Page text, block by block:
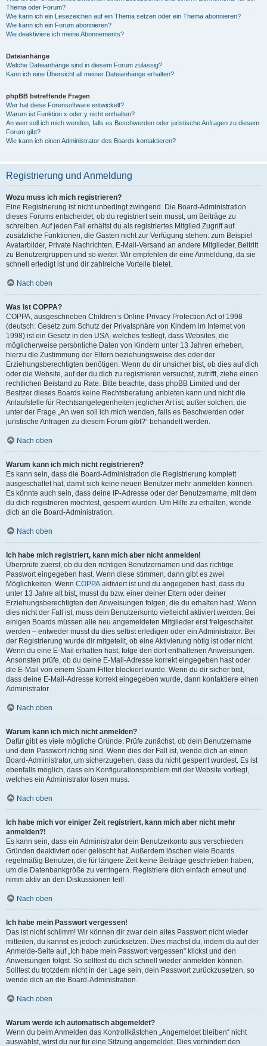
Thema oder Forum?
Wie kann ich ein Lesezeichen auf ein Thema setzen oder ein Thema abonnieren?
Wie kann ich ein Forum abonnieren?
Wie deaktiviere ich meine Abonnements?
Dateianhänge
Welche Dateianhänge sind in diesem Forum zulässig?
Kann ich eine Übersicht all meiner Dateianhänge erhalten?
phpBB betreffende Fragen
Wer hat diese Forensoftware entwickelt?
Warum ist Funktion x oder y nicht enthalten?
An wen soll ich mich wenden, falls es Beschwerden oder juristische Anfragen zu diesem
Forum gibt?
Wie kann ich einen Administrator des Boards kontaktieren?
Registrierung und Anmeldung
Wozu muss ich mich registrieren?
Eine Registrierung ist nicht unbedingt zwingend. Die Board-Administration
dieses Forums entscheidet, ob du registriert sein musst, um Beiträge zu
schreiben. Auf jeden Fall erhältst du als registriertes Mitglied Zugriff auf
zusätzliche Funktionen, die Gästen nicht zur Verfügung stehen: zum Beispiel
Avatarbilder, Private Nachrichten, E-Mail-Versand an andere Mitglieder, Beitritt
zu Benutzergruppen und so weiter. Wir empfehlen dir eine Anmeldung, da sie
schnell erledigt ist und dir zahlreiche Vorteile bietet.
Nach oben
Was ist COPPA?
COPPA, ausgeschrieben Children’s Online Privacy Protection Act of 1998
(deutsch: Gesetz zum Schutz der Privatsphäre von Kindern im Internet von
1998) ist ein Gesetz in den USA, welches festlegt, dass Websites, die
möglicherweise persönliche Daten von Kindern unter 13 Jahren erheben,
hierzu die Zustimmung der Eltern beziehungsweise des oder der
Erziehungsberechtigten benötigen. Wenn du dir unsicher bist, ob dies auf dich
oder die Website, auf der du dich zu registrieren versuchst, zutrifft, ziehe einen
rechtlichen Beistand zu Rate. Bitte beachte, dass phpBB Limited und der
Besitzer dieses Boards keine Rechtsberatung anbieten kann und nicht die
Anlaufstelle für Rechtsangelegenheiten jeglicher Art ist; außer solchen, die
unter der Frage „An wen soll ich mich wenden, falls es Beschwerden oder
juristische Anfragen zu diesem Forum gibt?“ behandelt werden.
Nach oben
Warum kann ich mich nicht registrieren?
Es kann sein, dass die Board-Administration die Registrierung komplett
ausgeschaltet hat, damit sich keine neuen Benutzer mehr anmelden können.
Es könnte auch sein, dass deine IP-Adresse oder der Benutzername, mit dem
du dich registrieren möchtest, gesperrt wurden. Um Hilfe zu erhalten, wende
dich an die Board-Administration.
Nach oben
Ich habe mich registriert, kann mich aber nicht anmelden!
Überprüfe zuerst, ob du den richtigen Benutzernamen und das richtige
Passwort eingegeben hast. Wenn diese stimmen, dann gibt es zwei
Möglichkeiten. Wenn COPPA aktiviert ist und du angegeben hast, dass du
unter 13 Jahre alt bist, musst du bzw. einer deiner Eltern oder deiner
Erziehungsberechtigten den Anweisungen folgen, die du erhalten hast. Wenn
dies nicht der Fall ist, muss dein Benutzerkonto vielleicht aktiviert werden. Bei
einigen Boards müssen alle neu angemeldeten Mitglieder erst freigeschaltet
werden – entweder musst du dies selbst erledigen oder ein Administrator. Bei
der Registrierung wurde dir mitgeteilt, ob eine Aktivierung nötig ist oder nicht.
Wenn du eine E-Mail erhalten hast, folge den dort enthaltenen Anweisungen.
Ansonsten prüfe, ob du deine E-Mail-Adresse korrekt eingegeben hast oder
die E-Mail von einem Spam-Filter blockiert wurde. Wenn du dir sicher bist,
dass deine E-Mail-Adresse korrekt eingegeben wurde, dann kontaktiere einen
Administrator.
Nach oben
Warum kann ich mich nicht anmelden?
Dafür gibt es viele mögliche Gründe. Prüfe zunächst, ob dein Benutzername
und dein Passwort richtig sind. Wenn dies der Fall ist, wende dich an einen
Board-Administrator, um sicherzugehen, dass du nicht gesperrt wurdest. Es ist
ebenfalls möglich, dass ein Konfigurationsproblem mit der Website vorliegt,
welches ein Administrator lösen muss.
Nach oben
Ich habe mich vor einiger Zeit registriert, kann mich aber nicht mehr
anmelden?!
Es kann sein, dass ein Administrator dein Benutzerkonto aus verschieden
Gründen deaktiviert oder gelöscht hat. Außerdem löschen viele Boards
regelmäßig Benutzer, die für längere Zeit keine Beiträge geschrieben haben,
um die Datenbankgröße zu verringern. Registriere dich einfach erneut und
nimm aktiv an den Diskussionen teil!
Nach oben
Ich habe mein Passwort vergessen!
Das ist nicht schlimm! Wir können dir zwar dein altes Passwort nicht wieder
mitteilen, du kannst es jedoch zurücksetzen. Dies machst du, indem du auf der
Anmelde-Seite auf „Ich habe mein Passwort vergessen“ klickst und den
Anweisungen folgst. So solltest du dich schnell wieder anmelden können.
Solltest du trotzdem nicht in der Lage sein, dein Passwort zurückzusetzen, so
wende dich an die Board-Administration.
Nach oben
Warum werde ich automatisch abgemeldet?
Wenn du beim Anmelden das Kontrollkästchen „Angemeldet bleiben“ nicht
auswählst, wirst du nur für eine Sitzung angemeldet. Dies verhindert den